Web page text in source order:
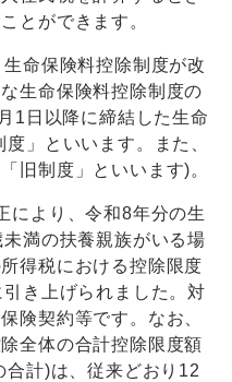
とができます。
命保険料控除制度が改
生命保険料控除制度の
1日以降に締結した生命
」といいます。また、
旧制度」といいます)。
により、令和8年分の生
満の扶養親族がいる場
得税における控除限度
き上げられました。対
険契約等です。なお、
全体の合計控除限度額
合計)は、従来どおり12